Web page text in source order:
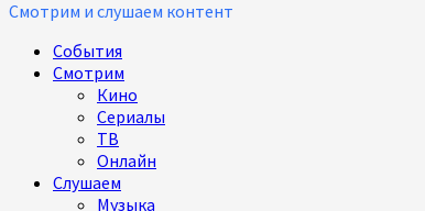
Смотрим и слушаем контент
Основное
меню
События
Смотрим
Кино
Сериалы
ТВ
Онлайн
Слушаем
Музыка